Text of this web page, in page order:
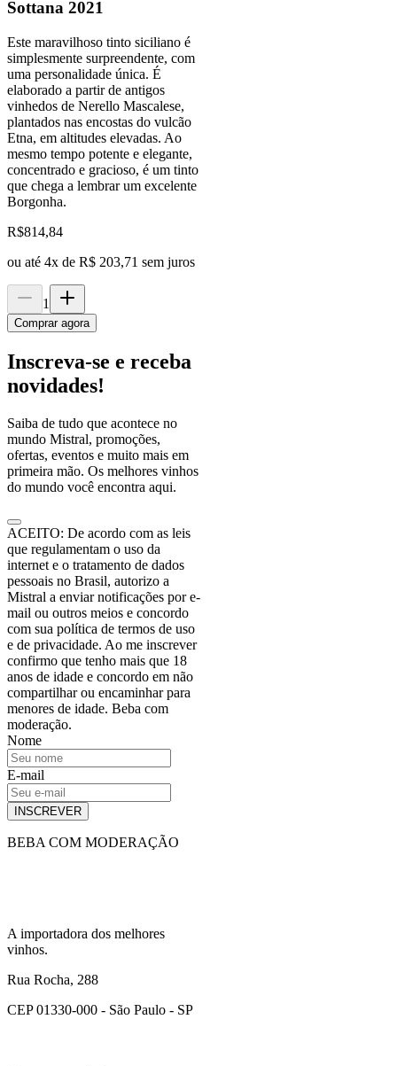
Sottana 2021
Este maravilhoso tinto siciliano é
simplesmente surpreendente, com
uma personalidade única. É
elaborado a partir de antigos
vinhedos de Nerello Mascalese,
plantados nas encostas do vulcão
Etna, em altitudes elevadas. Ao
mesmo tempo potente e elegante,
concentrado e gracioso, é um tinto
que chega a lembrar um excelente
Borgonha.
R$814,84
ou até 4x de R$ 203,71 sem juros
1
Comprar agora
Inscreva-se e receba
novidades!
Saiba de tudo que acontece no
mundo Mistral, promoções,
ofertas, eventos e muito mais em
primeira mão. Os melhores vinhos
do mundo você encontra aqui.
ACEITO: De acordo com as leis
que regulamentam o uso da
internet e o tratamento de dados
pessoais no Brasil, autorizo a
Mistral a enviar notificações por e-
mail ou outros meios e concordo
com sua política de termos de uso
e de privacidade. Ao me inscrever
confirmo que tenho mais que 18
anos de idade e concordo em não
compartilhar ou encaminhar para
menores de idade. Beba com
moderação.
Nome
E-mail
INSCREVER
BEBA COM MODERAÇÃO
A importadora dos melhores
vinhos.
Rua Rocha, 288
CEP 01330-000 - São Paulo - SP